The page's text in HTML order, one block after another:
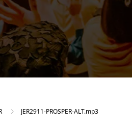
JER2911-PROSPER-ALT.mp3